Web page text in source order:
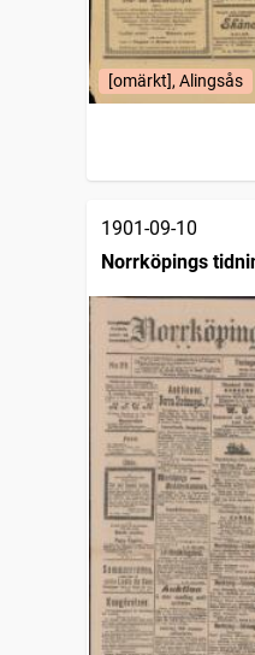
[omärkt], Alingsås
1901-09-10
Norrköpings